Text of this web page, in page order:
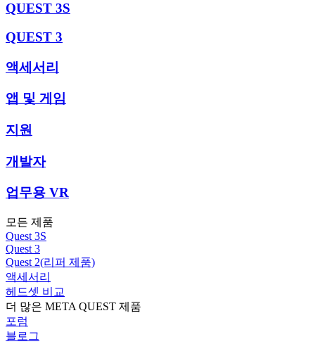
QUEST 3S
QUEST 3
액세서리
앱 및 게임
지원
개발자
업무용 VR
모든 제품
Quest 3S
Quest 3
Quest 2(리퍼 제품)
액세서리
헤드셋 비교
더 많은 META QUEST 제품
포럼
블로그